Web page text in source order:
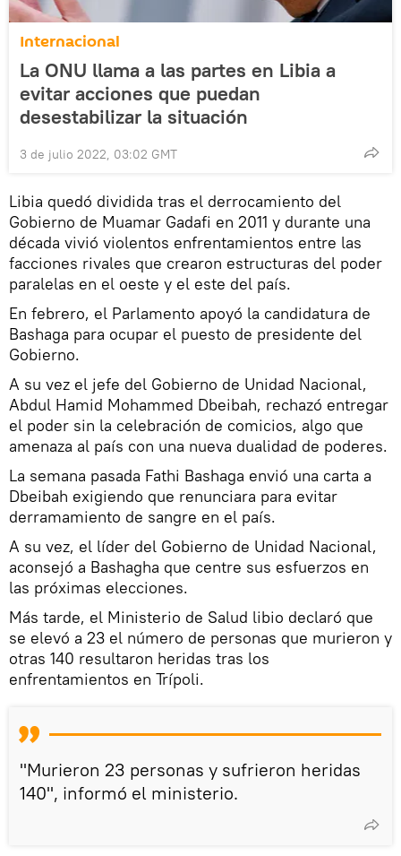
Internacional
La ONU llama a las partes en Libia a
evitar acciones que puedan
desestabilizar la situación
3 de julio 2022, 03:02 GMT
Libia quedó dividida tras el derrocamiento del
Gobierno de Muamar Gadafi en 2011 y durante una
década vivió violentos enfrentamientos entre las
facciones rivales que crearon estructuras del poder
paralelas en el oeste y el este del país.
En febrero, el Parlamento apoyó la candidatura de
Bashaga para ocupar el puesto de presidente del
Gobierno.
A su vez el jefe del Gobierno de Unidad Nacional,
Abdul Hamid Mohammed Dbeibah, rechazó entregar
el poder sin la celebración de comicios, algo que
amenaza al país con una nueva dualidad de poderes.
La semana pasada Fathi Bashaga envió una carta a
Dbeibah exigiendo que renunciara para evitar
derramamiento de sangre en el país.
A su vez, el líder del Gobierno de Unidad Nacional,
aconsejó a Bashagha que centre sus esfuerzos en
las próximas elecciones.
Más tarde, el Ministerio de Salud libio declaró que
se elevó a 23 el número de personas que murieron y
otras 140 resultaron heridas tras los
enfrentamientos en Trípoli.
"Murieron 23 personas y sufrieron heridas
140", informó el ministerio.